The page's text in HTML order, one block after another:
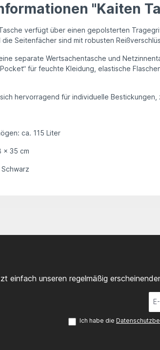
"Kaiten
verfügt über einen gepolsterten
die Seitenfächer sind mit robusten
separate Wertsachentasche und
für feuchte Kleidung, elastische
hervorragend für individuelle Bestickungen
ca. 115 Liter
× 35 cm
einfach unseren regelmäßig
Ich habe die